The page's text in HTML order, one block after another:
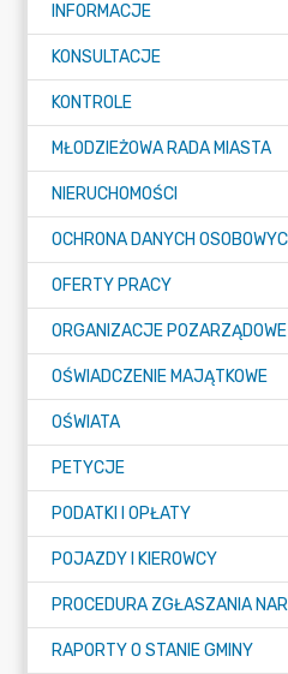
INFORMACJE
KONSULTACJE
KONTROLE
MŁODZIEŻOWA RADA MIASTA
NIERUCHOMOŚCI
OFERTY PRACY
ORGANIZACJE POZARZĄDOWE
OŚWIADCZENIE MAJĄTKOWE
OŚWIATA
PETYCJE
PODATKI I OPŁATY
POJAZDY I KIEROWCY
RAPORTY O STANIE GMINY